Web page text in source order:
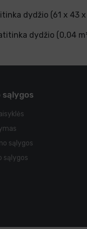
dydžio (61 x 43
dydžio (0,04
sąlygos
sąlygos
sąlygos